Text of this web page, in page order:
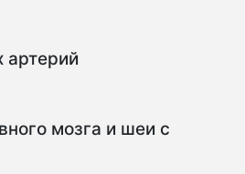
артерий
мозга и шеи с